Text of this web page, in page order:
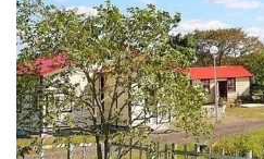
からの暮らしのヒントを見つ